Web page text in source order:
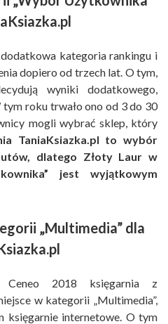
kategoria rankingu i
dopiero od trzech lat. O tym,
wyniki dodatkowego,
tym roku trwało ono od 3 do 30
mogli wybrać sklep, który
TaniaKsiazka.pl to wybór
dlatego Złoty Laur w
jest wyjątkowym
„Multimedia” dla
Ceneo 2018 księgarnia z
w kategorii „Multimedia”,
księgarnie internetowe. O tym